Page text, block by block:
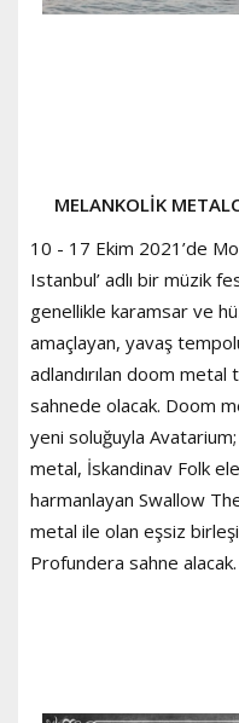
MELANKOLİK
10 - 17 Ekim 2021’de
Istanbul’ adlı bir müzik
genellikle karamsar ve
amaçlayan, yavaş
adlandırılan doom metal
sahnede olacak. Doom
yeni soluğuyla
metal, İskandinav Folk
harmanlayan Swallow
metal ile olan eşsiz
Profundera sahne alacak.